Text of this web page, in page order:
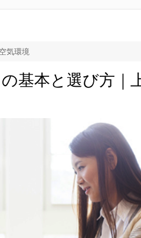
空気環境
基本と選び方｜